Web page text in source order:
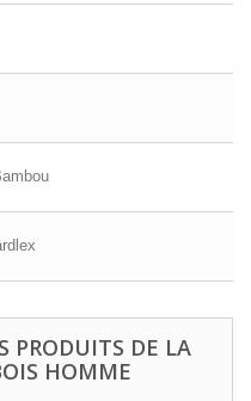
PRODUITS DE LA
HOMME